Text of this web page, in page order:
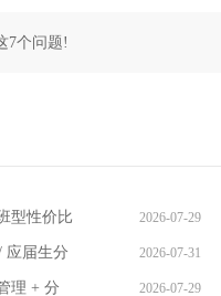
7个问题!
型性价比 2026-07-29
应届生分 2026-07-31
理 + 分 2026-07-29